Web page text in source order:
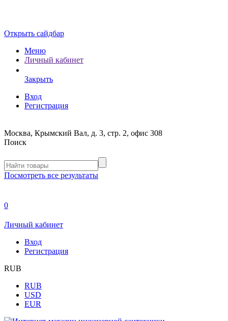
Открыть сайдбар
Меню
Личный кабинет
Закрыть
Вход
Регистрация
Москва, Крымский Вал, д. 3, стр. 2, офис 308
Поиск
Посмотреть все результаты
0
Личный кабинет
Вход
Регистрация
RUB
RUB
USD
EUR